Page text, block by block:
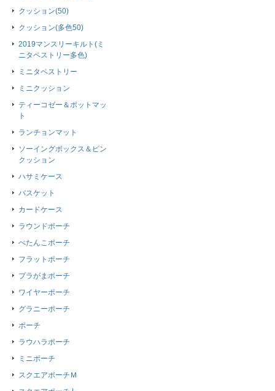
クッション(50)
クッション(多色50)
2019マンスリーキルト(ミ
ニタペストリー多色)
ミニタペストリー
ミニクッション
ティーコゼー＆ポットマッ
ト
ランチョンマット
ソーイングボックス＆ピン
クッション
ハサミケース
バスケット
カードケース
ラウンドポーチ
ぺたんこポーチ
フラットポーチ
プラがまポーチ
ワイヤーポーチ
グラニーポーチ
ポーチ
ラウハラポーチ
ミニポーチ
スクエアポーチＭ